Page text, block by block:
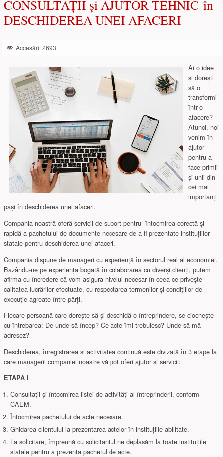
CONSULTAȚII și AJUTOR TEHNIC în
DESCHIDEREA UNEI AFACERI
Accesări: 2693
Ai o idee
și dorești
să o
transformi
într-o
afacere?
Atunci, noi
venim în
ajutor
pentru a
face primii
și unii din
cei mai
importanți
pași în deschiderea unei afaceri.
Compania noastră oferă servicii de suport pentru întocmirea corectă și
rapidă a pachetului de documente necesare de a fi prezentate instituțiilor
statale pentru deschiderea unei afaceri.
Compania dispune de manageri cu experiență în sectorul real al economiei.
Bazându-ne pe experiența bogată în colaborarea cu diverși clienți, putem
afirma cu încredere că vom asigura nivelul necesar în ceea ce privește
calitatea lucrărilor efectuate, cu respectarea termenilor și condițiilor de
execuție agreate între părți.
Fiecare persoană care dorește să-și deschidă o întreprindere, se ciocnește
cu întrebarea: De unde să încep? Ce acte îmi trebuiesc? Unde să mă
adresez?
Deschiderea, înregistrarea și activitatea continuă este divizată în 3 etape la
care managerii companiei noastre vă pot oferi ajutor și servicii:
ETAPA I
Consultații și întocmirea listei de activități al întreprinderii, conform
CAEM.
Întocmirea pachetului de acte necesare.
Ghidarea clientului la prezentarea actelor în instituțiile abilitate.
La solicitare, împreună cu solicitantul ne deplasăm la toate instituțiile
statale pentru a prezenta pachetul de acte.